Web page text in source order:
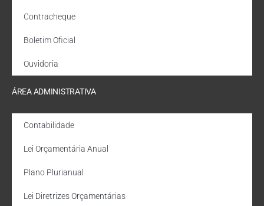
Contracheque
Boletim Oficial
Ouvidoria
ÁREA ADMINISTRATIVA
Contabilidade
Lei Orçamentária Anual
Plano Plurianual
Lei Diretrizes Orçamentárias